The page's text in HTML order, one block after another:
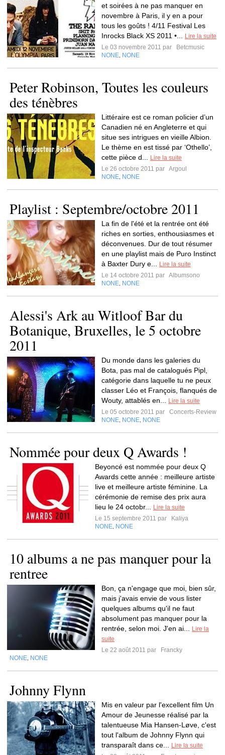
et soirées à ne pas manquer en
novembre à Paris, il y en a pour
tous les goûts ! 4/11 Festival Les
Inrocks Black XS 2011 •...
Lire la suite
Le 03 novembre 2011 par
Betcmusic
NONE NONE
Peter Robinson, Toutes les couleurs
des ténèbres
Littéraire est ce roman policier d’un
Canadien né en Angleterre et qui
situe ses intrigues en vieille Albion.
Le thème en est tissé par ‘Othello’,
cette pièce d...
Lire la suite
Le 26 octobre 2011 par Argoul
NONE NONE
Playlist : Septembre/octobre 2011
La fin de l'été et la rentrée ont été
riches en sorties, enthousiasmes et
déconvenues. Dur de tout résumer
en une playlist mais de Puro Instinct
à Baxter Dury e...
Lire la suite
Le 14 octobre 2011 par Albumsono
NONE NONE
Alessi's Ark au Witloof Bar du
Botanique, Bruxelles, le 5 octobre
2011
Du monde dans les galeries du
Bota, pas mal de catalogués Pipl,
catégorie dans laquelle tu ne peux
classer Léo et François, flanqués de
Wouty, attablés en...
Lire la suite
Le 05 octobre 2011 par
Concerts-Review
NONE NONE NONE
Nommée pour deux Q Awards !
Beyoncé est nommée pour deux Q
Awards cette année : meilleure artiste
live et meilleure artiste féminine. La
cérémonie de remise des prix aura
lieu le 24 octobr...
Lire la suite
Le 15 septembre 2011 par
Kaliya
NONE NONE
10 albums a ne pas manquer pour la
rentree
Bon, ça n'engage que moi, bien sûr,
mais j'avais envie de vous lister
quelques albums qu'il ne faut
absolument pas manquer pour la
rentrée, selon moi. J'en ai...
Lire la
suite
Le 22 août 2011 par
Francky
NONE NONE
Johnny Flynn
Mis en valeur par l'excellent film Un
Amour de Jeunesse réalisé par la
talentueuse Mia Hansen-Løve, c'est
tout l'album de Johnny Flynn qui
transparaît dans ce...
Lire la suite